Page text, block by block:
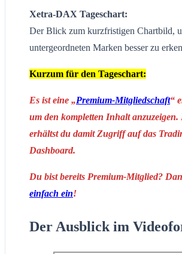
Xetra-DAX Tageschart:
Der Blick zum kurzfristigen Chartbild,
untergeordneten Marken besser zu
Kurzum für den Tageschart:
Es ist eine „Premium-Mitgliedschaft“
um den kompletten Inhalt anzuzeigen.
erhältst du damit Zugriff auf das
Dashboard.
Du bist bereits Premium-Mitglied?
einfach ein!
Der Ausblick im